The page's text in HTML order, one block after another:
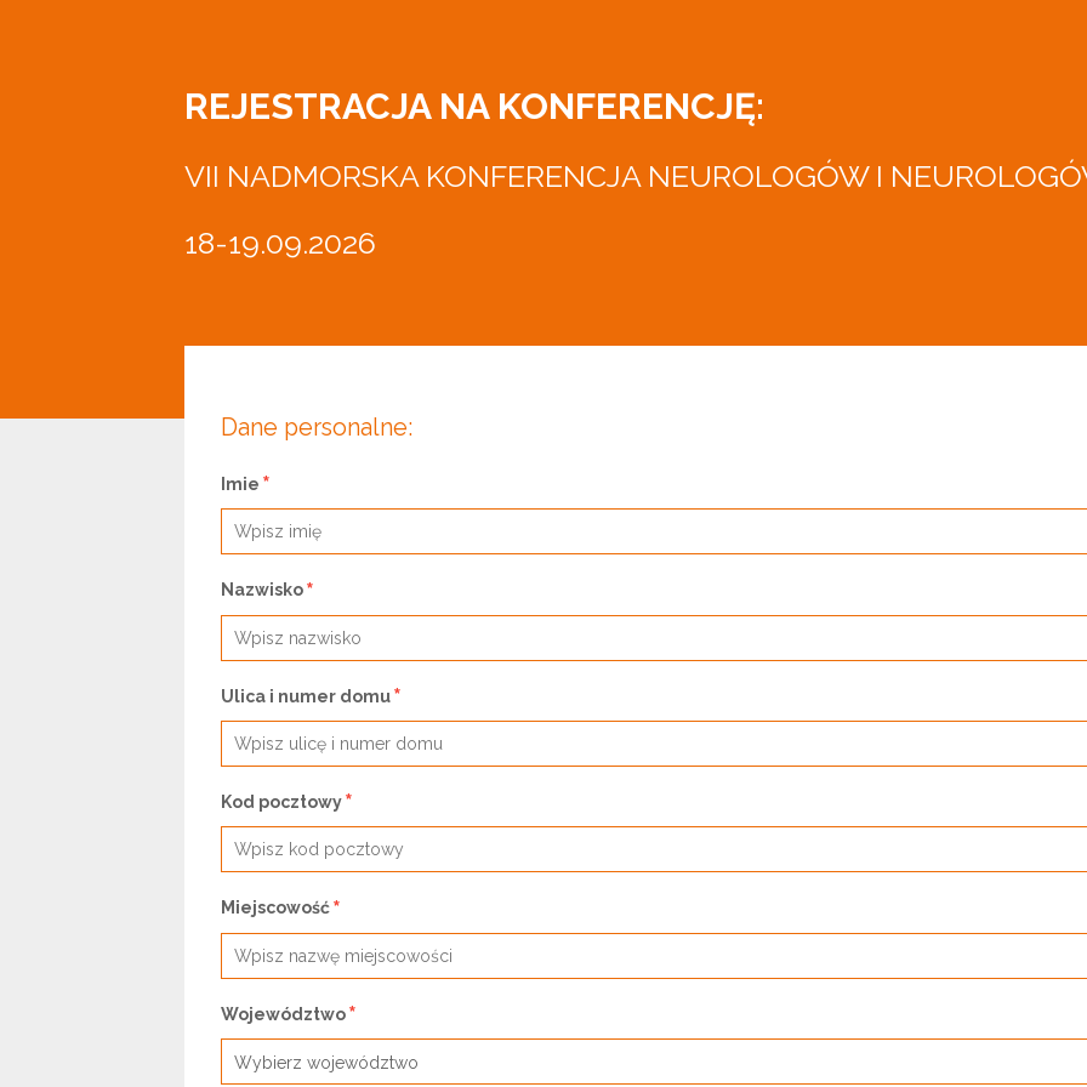
REJESTRACJA NA KONFERENCJĘ:
VII NADMORSKA KONFERENCJA NEUROLOGÓW I
18-19.09.2026
Dane personalne:
Imie
Nazwisko
Ulica i numer domu
Kod pocztowy
Miejscowość
Województwo
Wybierz województwo